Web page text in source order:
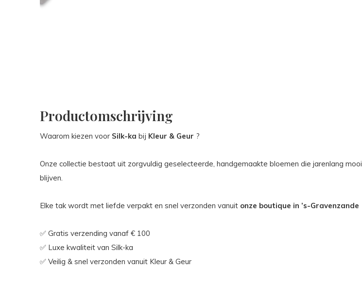
Productomschrijving
Waarom kiezen voor Silk-ka bij Kleur & Geur ?
Onze collectie bestaat uit zorgvuldig geselecteerde, handgemaakte bloemen die jarenlang mooi
blijven.
Elke tak wordt met liefde verpakt en snel verzonden vanuit onze boutique in ’s-Gravenzande
✅ Gratis verzending vanaf € 100
✅ Luxe kwaliteit van Silk-ka
✅ Veilig & snel verzonden vanuit Kleur & Geur